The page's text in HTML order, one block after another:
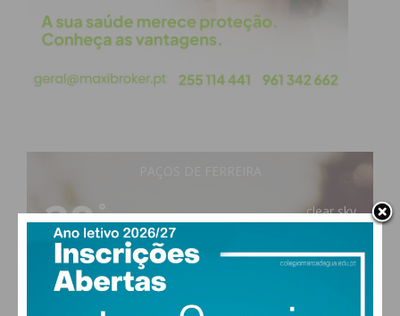
29°
clear sky
MAX 29 • MIN 29